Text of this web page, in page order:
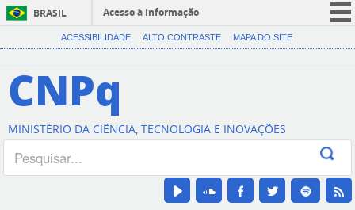
BRASIL
Acesso à informação
CORONAVÍRUS (COVID-19)
Canais
ACESSIBILIDADE ALTO CONTRASTE MAPA DO SITE
CNPq
MINISTÉRIO DA CIÊNCIA, TECNOLOGIA E INOVAÇÕES